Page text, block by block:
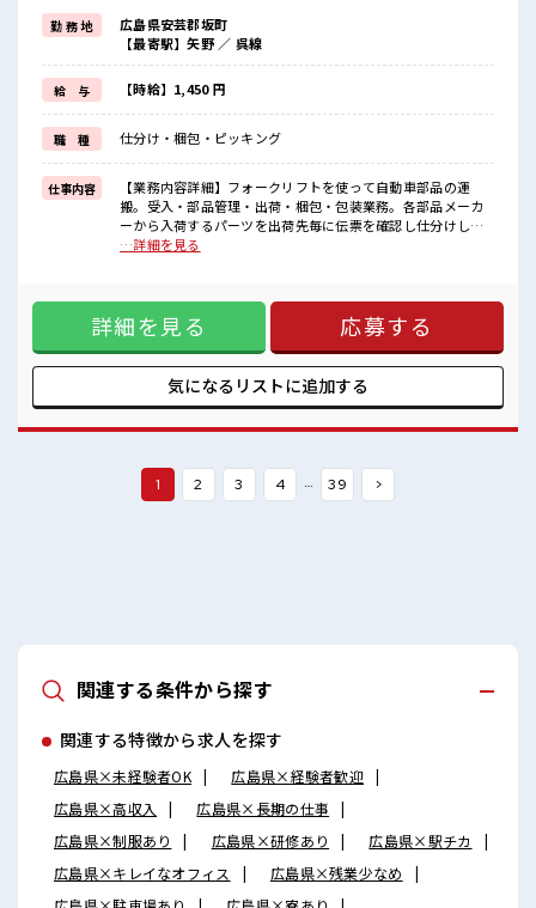
基本的に髪色自由で明るすぎたり奇抜でなければOKです！
(規定有)≪ラクラク制服アリ≫
制服があるので、
毎日の服装の悩み解消♪
≪未経験OKの仕事≫
新しいことにチャレンジするのは不安だけど、
しっかり働く環境が整っています！
イチからスキルUP・ステップUP目指していきましょう！
≪様々なお仕事をご提案≫
一人で悩まず気軽に相談できる、
派遣のお仕事です！
■職場の雰囲気
休憩室で自分タイム！
のんびりスマホチェック♪
持ち物が多いあなたにもぴったり☆
ロッカー付き職場♪
勤 務 地
広島県安芸郡坂町
【最寄駅】矢野 ／ 呉線
給 与 【時給】1,450 円
職 種 仕分け・梱包・ピッキング
仕事内容
【業務内容詳細】フォークリフトを使って自動車部品の運
搬。受入・部品管理・出荷・梱包・包装業務。各部品メーカ
ーから入荷するパーツを出荷先毎に伝票を確認し仕分けしま
す。梱包包装担当は段ボールに伝票に書いてある数量を入れ
扱製品情報】自動車小物部品 ■お仕事PR ≪適度な残業でお給
料UP≫ 残業は月20時間未満で、 ほどよく稼げます♪ ≪髪型
自由≫ 基本的に髪色自由で明るすぎたり奇抜でなければOKで
す！ (規定有)≪ラクラク制服アリ≫ 制服があるので、 毎日の
服装の悩み解消♪ ≪未経験OKの仕事≫ 新しいことにチャレ
ンジするのは不安だけど、 しっかり働く環境が整っていま
う！ ≪様々なお仕事をご提案≫ 一人で悩まず気軽に相談でき
髪色・髪型は自由！ あなたの個性を大事にできます♪ 休憩室
で自分タイム！ のんびりスマホチェック♪ 持ち物が多いあな
…詳細を見る
詳細を見る 応募する
気になるリストに追加する
1 2 3 4 … 39 >
関連する条件から探す
関連する特徴から求人を探す
広島県×未経験者OK
広島県×経験者歓迎
広島県×高収入
広島県×長期の仕事
広島県×制服あり
広島県×研修あり
広島県×駅チカ
広島県×キレイなオフィス
広島県×残業少なめ